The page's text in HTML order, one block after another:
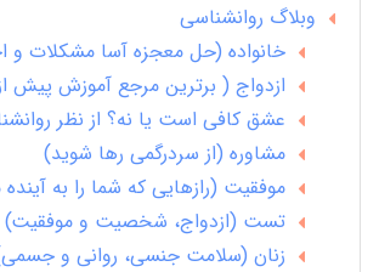
وبلاگ روانشناسی
خانواده (حل معجزه آسا مشکلات و
ازدواج ( برترین مرجع آموزش پیش
عشق کافی است یا نه؟ از نظر
مشاوره (از سردرگمی رها شوید)
موفقیت (رازهایی که شما را به
تست (ازدواج، شخصیت و موفقیت)
زنان (سلامت جنسی، روانی و